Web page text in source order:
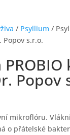
/ Psyllium /
Popov s.r.o.
Popov
mikroflóru.
o přátelské